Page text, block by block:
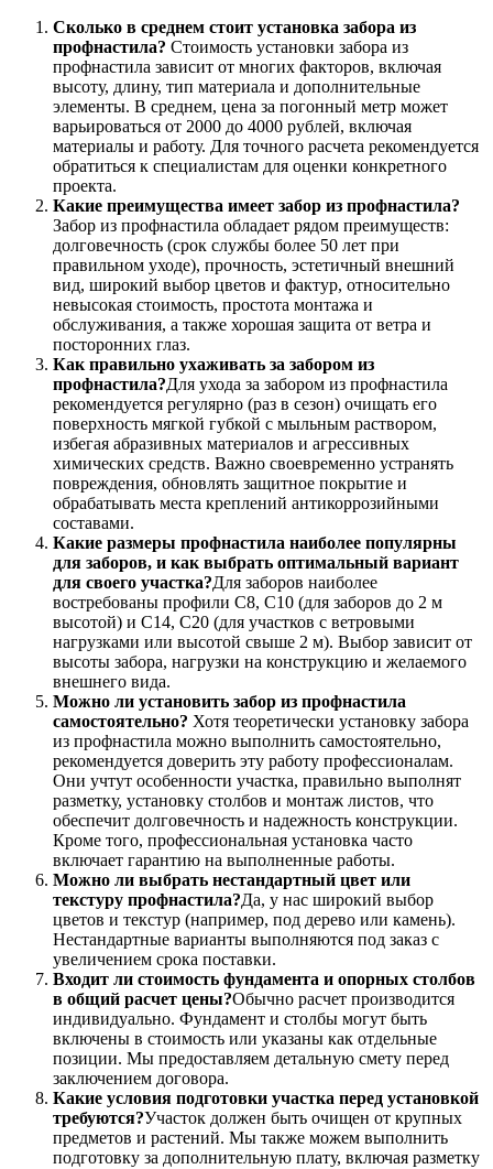
Сколько в среднем стоит установка забора из
профнастила? Стоимость установки забора из
профнастила зависит от многих факторов, включая
высоту, длину, тип материала и дополнительные
элементы. В среднем, цена за погонный метр может
варьироваться от 2000 до 4000 рублей, включая
материалы и работу. Для точного расчета рекомендуется
обратиться к специалистам для оценки конкретного
проекта.
Какие преимущества имеет забор из профнастила?
Забор из профнастила обладает рядом преимуществ:
долговечность (срок службы более 50 лет при
правильном уходе), прочность, эстетичный внешний
вид, широкий выбор цветов и фактур, относительно
невысокая стоимость, простота монтажа и
обслуживания, а также хорошая защита от ветра и
посторонних глаз.
Как правильно ухаживать за забором из
профнастила?Для ухода за забором из профнастила
рекомендуется регулярно (раз в сезон) очищать его
поверхность мягкой губкой с мыльным раствором,
избегая абразивных материалов и агрессивных
химических средств. Важно своевременно устранять
повреждения, обновлять защитное покрытие и
обрабатывать места креплений антикоррозийными
составами.
Какие размеры профнастила наиболее популярны
для заборов, и как выбрать оптимальный вариант
для своего участка?Для заборов наиболее
востребованы профили С8, С10 (для заборов до 2 м
высотой) и С14, С20 (для участков с ветровыми
нагрузками или высотой свыше 2 м). Выбор зависит от
высоты забора, нагрузки на конструкцию и желаемого
внешнего вида.
Можно ли установить забор из профнастила
самостоятельно? Хотя теоретически установку забора
из профнастила можно выполнить самостоятельно,
рекомендуется доверить эту работу профессионалам.
Они учтут особенности участка, правильно выполнят
разметку, установку столбов и монтаж листов, что
обеспечит долговечность и надежность конструкции.
Кроме того, профессиональная установка часто
включает гарантию на выполненные работы.
Можно ли выбрать нестандартный цвет или
текстуру профнастила?Да, у нас широкий выбор
цветов и текстур (например, под дерево или камень).
Нестандартные варианты выполняются под заказ с
увеличением срока поставки.
Входит ли стоимость фундамента и опорных столбов
в общий расчет цены?Обычно расчет производится
индивидуально. Фундамент и столбы могут быть
включены в стоимость или указаны как отдельные
позиции. Мы предоставляем детальную смету перед
заключением договора.
Какие условия подготовки участка перед установкой
требуются?Участок должен быть очищен от крупных
предметов и растений. Мы также можем выполнить
подготовку за дополнительную плату, включая разметку